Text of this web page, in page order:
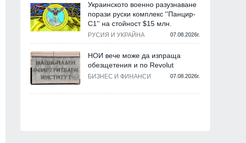
Украинското военно разузнаване
порази руски комплекс ''Панцир-
С1'' на стойност $15 млн.
РУСИЯ И УКРАЙНА 07.08.2026г.
НОИ вече може да изпраща
обезщетения и по Revolut
БИЗНЕС И ФИНАНСИ 07.08.2026г.